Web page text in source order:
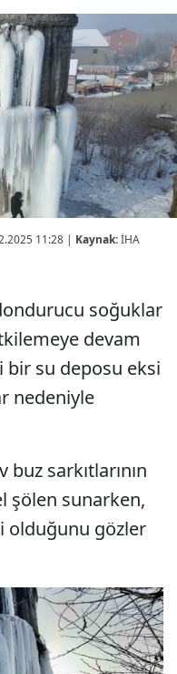
11:28 | Kaynak:İHA
soğuklar
devam
bir su deposu eksi
nedeniyle
sarkıtlarının
şölen sunarken,
olduğunu gözler